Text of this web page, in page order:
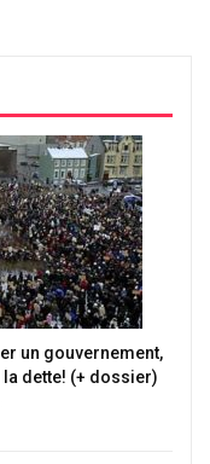
un gouvernement,
dette! (+ dossier)